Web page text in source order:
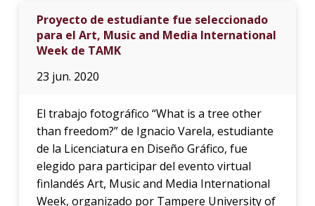
Proyecto de estudiante fue seleccionado
para el Art, Music and Media International
Week de TAMK
23 jun. 2020
El trabajo fotográfico “What is a tree other
than freedom?” de Ignacio Varela, estudiante
de la Licenciatura en Diseño Gráfico, fue
elegido para participar del evento virtual
finlandés Art, Music and Media International
Week, organizado por Tampere University of